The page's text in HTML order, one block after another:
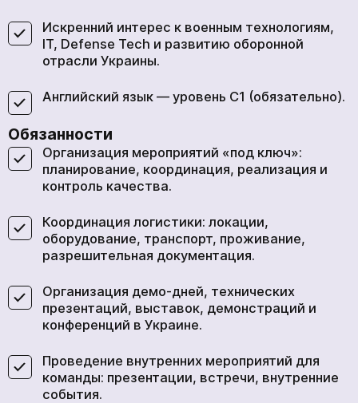
Искренний интерес к военным технологиям,
IT, Defense Tech и развитию оборонной
отрасли Украины.
Английский язык — уровень C1 (обязательно).
Обязанности
Организация мероприятий «под ключ»:
планирование, координация, реализация и
контроль качества.
Координация логистики: локации,
оборудование, транспорт, проживание,
разрешительная документация.
Организация демо-дней, технических
презентаций, выставок, демонстраций и
конференций в Украине.
Проведение внутренних мероприятий для
команды: презентации, встречи, внутренние
события.